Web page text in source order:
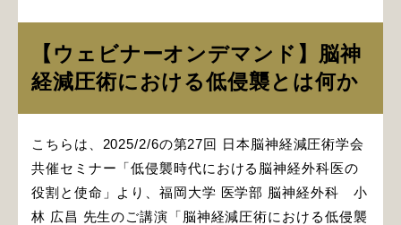
【ウェビナーオンデマンド】脳神
経減圧術における低侵襲とは何か
こちらは、2025/2/6の第27回 日本脳神経減圧術学会
共催セミナー「低侵襲時代における脳神経外科医の
役割と使命」より、福岡大学 医学部 脳神経外科 小
林 広昌 先生のご講演「脳神経減圧術における低侵襲